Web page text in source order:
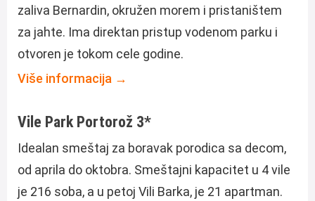
zaliva Bernardin, okružen morem i pristaništem
za jahte. Ima direktan pristup vodenom parku i
otvoren je tokom cele godine.
Više informacija →
Vile Park Portorož 3*
Idealan smeštaj za boravak porodica sa decom,
od aprila do oktobra. Smeštajni kapacitet u 4 vile
je 216 soba, a u petoj Vili Barka, je 21 apartman.